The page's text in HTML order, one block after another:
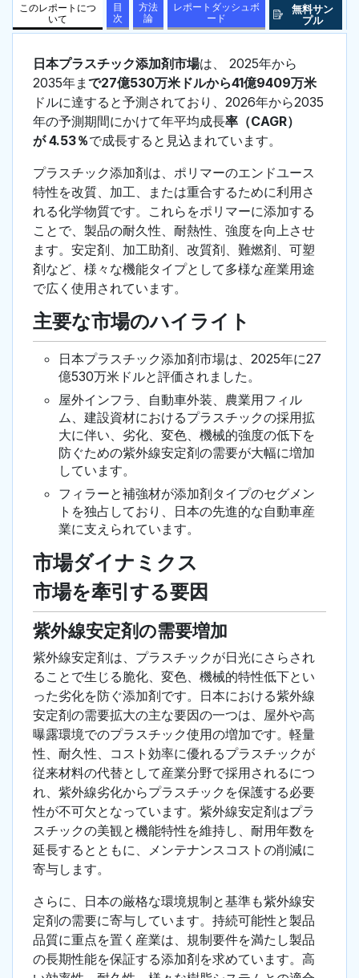
このレポートにつ
いて
目
次
方法
論
レポートダッシュボ
ード
無料サン
プル
日本プラスチック添加剤市場は、 2025年から
2035年ま で27億530万米ドルから41億9409万米
ドルに達すると予測されており、2026年から2035
年の予測期間にかけて年平均成長率（CAGR）
が 4.53％で成長すると見込まれています。
プラスチック添加剤は、ポリマーのエンドユース
特性を改質、加工、または重合するために利用さ
れる化学物質です。これらをポリマーに添加する
ことで、製品の耐久性、耐熱性、強度を向上させ
ます。安定剤、加工助剤、改質剤、難燃剤、可塑
剤など、様々な機能タイプとして多様な産業用途
で広く使用されています。
主要な市場のハイライト
日本プラスチック添加剤市場は、2025年に27
億530万米ドルと評価されました。
屋外インフラ、自動車外装、農業用フィル
ム、建設資材におけるプラスチックの採用拡
大に伴い、劣化、変色、機械的強度の低下を
防ぐための紫外線安定剤の需要が大幅に増加
しています。
フィラーと補強材が添加剤タイプのセグメン
トを独占しており、日本の先進的な自動車産
業に支えられています。
市場ダイナミクス
市場を牽引する要因
紫外線安定剤の需要増加
紫外線安定剤は、プラスチックが日光にさらされ
ることで生じる脆化、変色、機械的特性低下とい
った劣化を防ぐ添加剤です。日本における紫外線
安定剤の需要拡大の主な要因の一つは、屋外や高
曝露環境でのプラスチック使用の増加です。軽量
性、耐久性、コスト効率に優れるプラスチックが
従来材料の代替として産業分野で採用されるにつ
れ、紫外線劣化からプラスチックを保護する必要
性が不可欠となっています。紫外線安定剤はプラ
スチックの美観と機能特性を維持し、耐用年数を
延長するとともに、メンテナンスコストの削減に
寄与します。
さらに、日本の厳格な環境規制と基準も紫外線安
定剤の需要に寄与しています。持続可能性と製品
品質に重点を置く産業は、規制要件を満たし製品
の長期性能を保証する添加剤を求めています。高